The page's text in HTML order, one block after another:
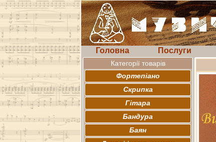
Головна Послуги
Категорії товарів
Фортепіано
Скрипка
Гітара
Бандура
Баян